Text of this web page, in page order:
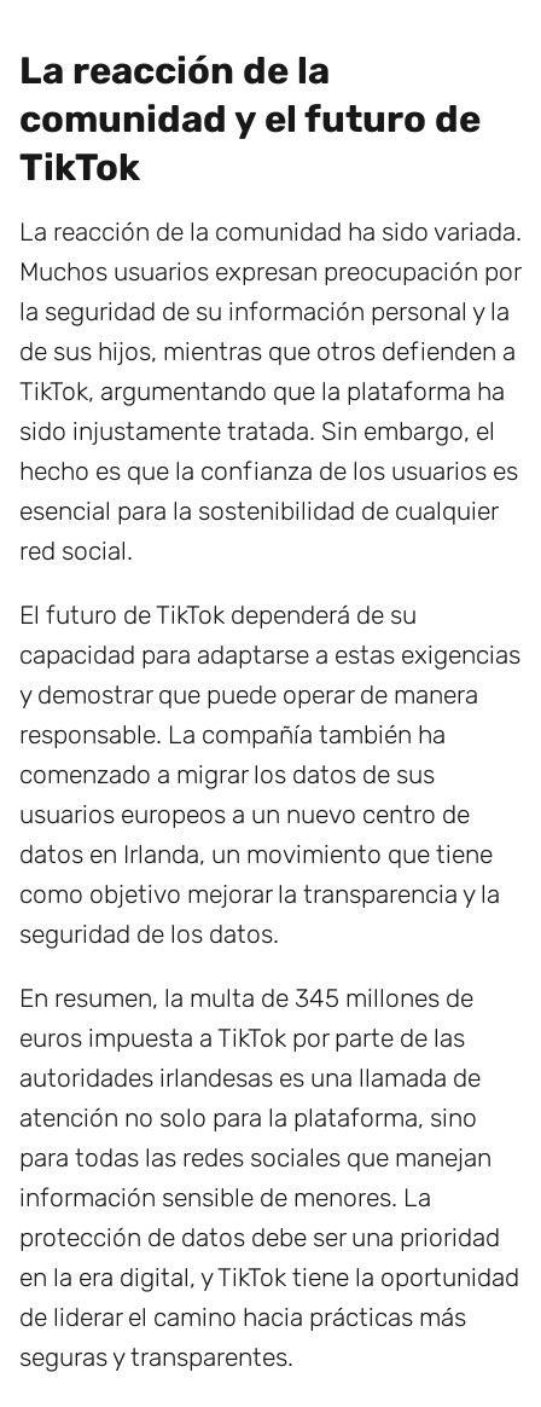
La reacción de la
comunidad y el futuro de
TikTok
La reacción de la comunidad ha sido variada.
Muchos usuarios expresan preocupación por
la seguridad de su información personal y la
de sus hijos, mientras que otros defienden a
TikTok, argumentando que la plataforma ha
sido injustamente tratada. Sin embargo, el
hecho es que la confianza de los usuarios es
esencial para la sostenibilidad de cualquier
red social.
El futuro de TikTok dependerá de su
capacidad para adaptarse a estas exigencias
y demostrar que puede operar de manera
responsable. La compañía también ha
comenzado a migrar los datos de sus
usuarios europeos a un nuevo centro de
datos en Irlanda, un movimiento que tiene
como objetivo mejorar la transparencia y la
seguridad de los datos.
En resumen, la multa de 345 millones de
euros impuesta a TikTok por parte de las
autoridades irlandesas es una llamada de
atención no solo para la plataforma, sino
para todas las redes sociales que manejan
información sensible de menores. La
protección de datos debe ser una prioridad
en la era digital, y TikTok tiene la oportunidad
de liderar el camino hacia prácticas más
seguras y transparentes.